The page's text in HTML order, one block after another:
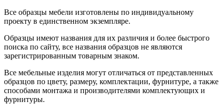
Все образцы мебели изготовлены по индивидуальному
проекту в единственном экземпляре.
Образцы имеют названия для их различия и более быстрого
поиска по сайту, все названия образцов не являются
зарегистрированным товарным знаком.
Все мебельные изделия могут отличаться от представленных
образцов по цвету, размеру, комплектации, фурнитуре, а также
способами монтажа и производителями комплектующих и
фурнитуры.